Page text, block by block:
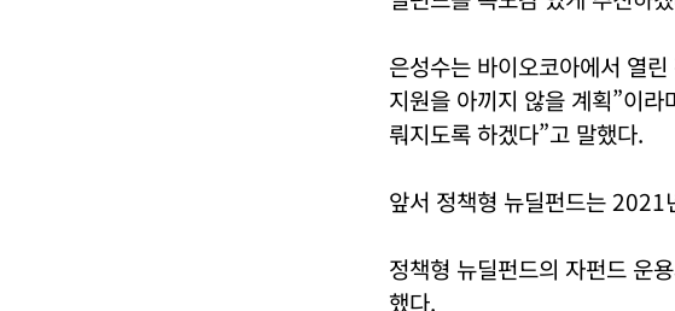
은성수는 바이오코아에서 열
지원을 아끼지 않을 계획”이
뤄지도록 하겠다”고 말했다.
앞서 정책형 뉴딜펀드는 2021
정책형 뉴딜펀드의 자펀드 운
했다.